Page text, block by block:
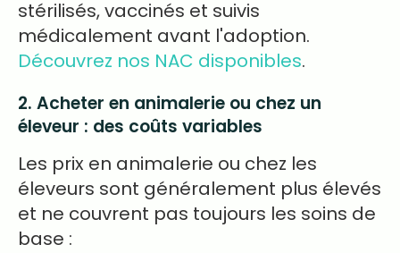
stérilisés, vaccinés et suivis
médicalement avant l'adoption.
Découvrez nos NAC disponibles.
2. Acheter en animalerie ou chez un
éleveur : des coûts variables
Les prix en animalerie ou chez les
éleveurs sont généralement plus élevés
et ne couvrent pas toujours les soins de
base :